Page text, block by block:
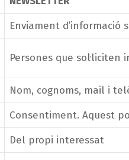
Enviament d’informació
Persones que sol·liciten
Nom, cognoms, mail i
Consentiment. Aquest
Del propi interessat